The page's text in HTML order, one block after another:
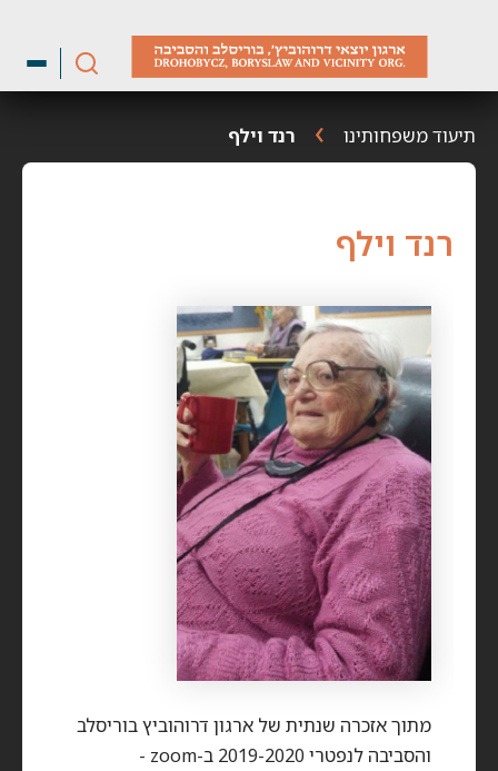
תיעוד משפחותינו רנד וילף
רנד וילף
מתוך אזכרה שנתית של ארגון דרוהוביץ בוריסלב
והסביבה לנפטרי 2019-2020 ב-zoom -